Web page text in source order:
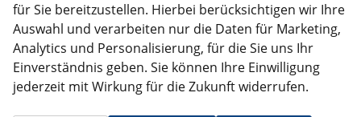
INNENAUSSTATTUNG UND KOMFORT:
(6XP) Außenspiegel elektrisch anklapp-,
einstell- und beheizbar
(3L1) Höheneinstellung für Sitz links, manuell
für Sie bereitzustellen. Hierbei berücksichtigen wir Ihre
Auswahl und verarbeiten nur die Daten für Marketing,
Analytics und Personalisierung, für die Sie uns Ihr
Einverständnis geben. Sie können Ihre Einwilligung
jederzeit mit Wirkung für die Zukunft widerrufen.